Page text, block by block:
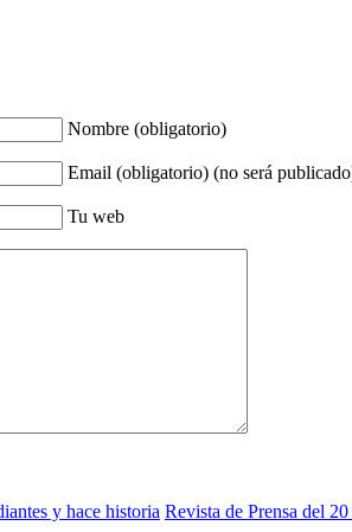
Nombre (obligatorio)
Email (obligatorio) (no será
Tu web
y hace historia Revista de Prensa del